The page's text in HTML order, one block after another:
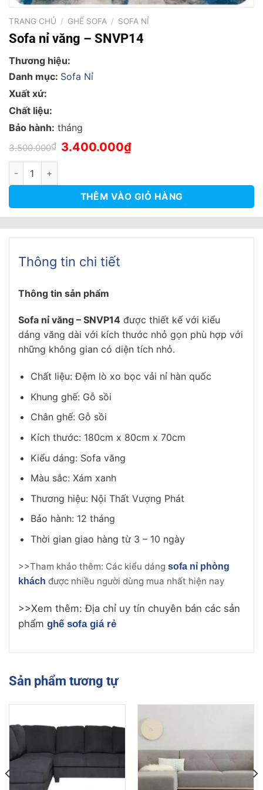
TRANG CHỦ / GHẾ SOFA / SOFA NỈ
Sofa nỉ văng – SNVP14
Thương hiệu:
Danh mục: Sofa Nỉ
Xuất xứ:
Chất liệu:
Bảo hành: tháng
3.500.000₫ Giá
gốc
3.400.000₫Giá
hiện
Sofa nỉ văng – SNVP14 số lượng
THÊM VÀO GIỎ HÀNG
Thông tin chi tiết
Thông tin sản phẩm
Sofa nỉ văng – SNVP14 được thiết kế với kiểu
dáng văng dài với kích thước nhỏ gọn phù hợp với
những không gian có diện tích nhỏ.
Chất liệu: Đệm lò xo bọc vải nỉ hàn quốc
Khung ghế: Gỗ sồi
Chân ghế: Gỗ sồi
Kích thước: 180cm x 80cm x 70cm
Kiểu dáng: Sofa văng
Màu sắc: Xám xanh
Thương hiệu: Nội Thất Vượng Phát
Bảo hành: 12 tháng
Thời gian giao hàng từ 3 – 10 ngày
>>Tham khảo thêm: Các kiểu dáng sofa nỉ phòng
khách được nhiều người dùng mua nhất hiện nay
>>Xem thêm: Địa chỉ uy tín chuyên bán các sản
phẩm ghế sofa giá rẻ
Sản phẩm tương tự